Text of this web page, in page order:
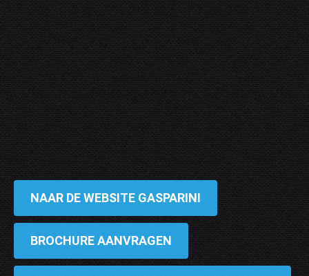
NAAR DE WEBSITE GASPARINI
BROCHURE AANVRAGEN